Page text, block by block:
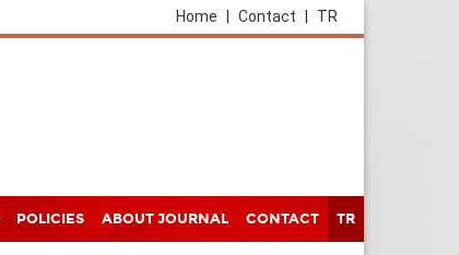
TR
Contact
Home
POLICIES ABOUT JOURNAL CONTACT TR